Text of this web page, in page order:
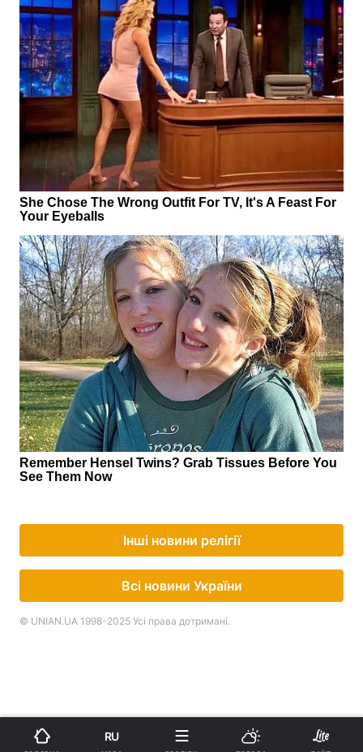
Інші новини релігії
Всі новини України
© UNIAN.UA 1998-2025 Усі права дотримані.
RU